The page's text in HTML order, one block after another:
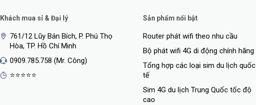
Khách mua sỉ & Đại lý
761/12 Lũy Bán Bích, P. Phú Thọ
Hòa, TP. Hồ Chí Minh
0909.785.758 (Mr. Công)
⭐⭐⭐⭐⭐
Sản phẩm nổi bật
Router phát wifi theo nhu cầu
Bộ phát wifi 4G di động chính hãng
Tổng hợp các loại sim du lịch quốc
tế
Sim 4G du lịch Trung Quốc tốc độ
cao